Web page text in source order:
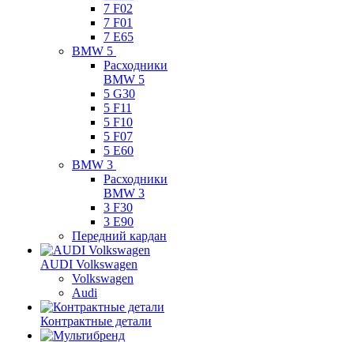
7 F02
7 F01
7 E65
BMW 5
Расходники
BMW 5
5 G30
5 F11
5 F10
5 F07
5 E60
BMW 3
Расходники
BMW 3
3 F30
3 E90
Передний кардан
AUDI Volkswagen
Volkswagen
Audi
Контрактные детали